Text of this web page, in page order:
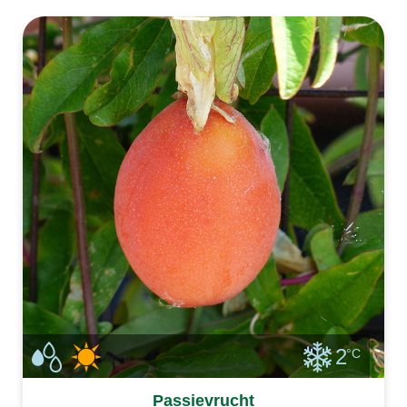
late voorjaar buiten. Vanaf het vroege voorjaar
ka
Passievrucht
2°C